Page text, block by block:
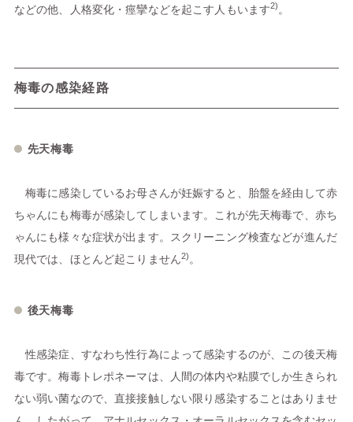
などの他、人格変化・痙攣などを起こす人もいます2) 。
梅毒の感染経路
先天梅毒
梅毒に感染しているお母さんが妊娠すると、胎盤を経由して赤
ちゃんにも梅毒が感染してしまいます。これが先天梅毒で、赤ち
ゃんにも様々な症状が出ます。スクリーニング検査などが進んだ
現代では、ほとんど起こりません2) 。
後天梅毒
性感染症、すなわち性行為によって感染するのが、この後天梅
毒です。梅毒トレポネーマは、人間の体内や粘膜でしか生きられ
ない弱い菌なので、直接接触しない限り感染することはありませ